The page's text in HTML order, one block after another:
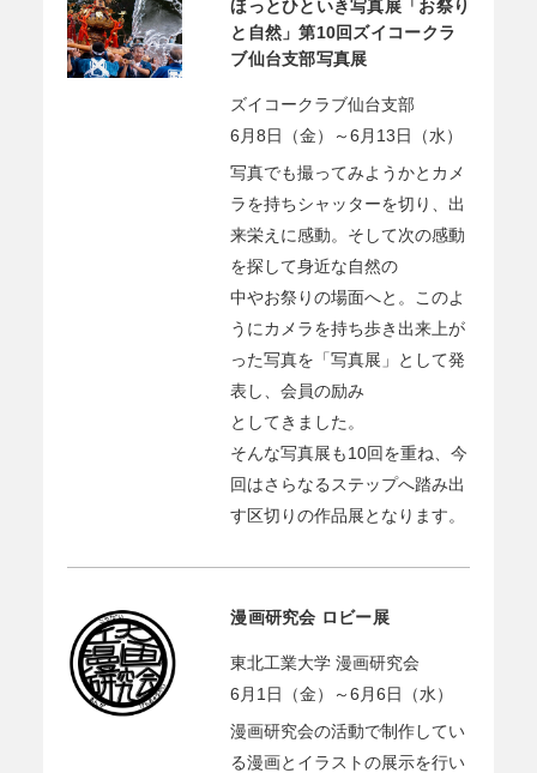
ほっとひといき写真展「お祭り
と自然」第10回ズイコークラ
ブ仙台支部写真展
ズイコークラブ仙台支部
6月8日（金）～6月13日（水）
写真でも撮ってみようかとカメ
ラを持ちシャッターを切り、出
来栄えに感動。そして次の感動
を探して身近な自然の
中やお祭りの場面へと。このよ
うにカメラを持ち歩き出来上が
った写真を「写真展」として発
表し、会員の励み
としてきました。
そんな写真展も10回を重ね、今
回はさらなるステップへ踏み出
す区切りの作品展となります。
漫画研究会 ロビー展
東北工業大学 漫画研究会
6月1日（金）～6月6日（水）
漫画研究会の活動で制作してい
る漫画とイラストの展示を行い